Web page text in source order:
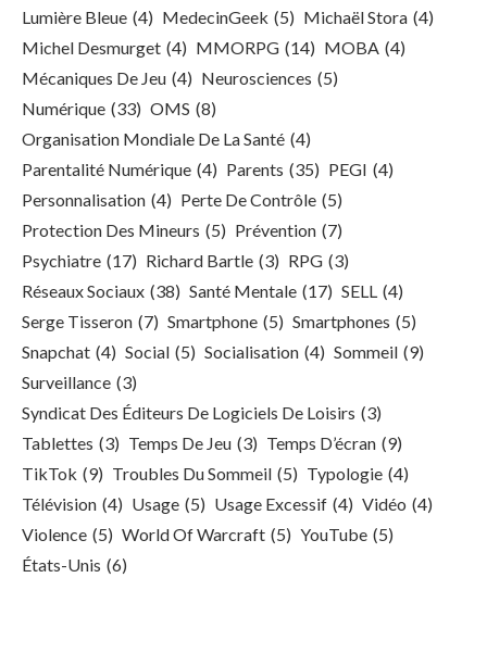
Lumière Bleue (4) MedecinGeek (5) Michaël Stora (4)
Michel Desmurget (4) MMORPG (14) MOBA (4)
Mécaniques De Jeu (4) Neurosciences (5)
Numérique (33) OMS (8)
Organisation Mondiale De La Santé (4)
Parentalité Numérique (4) Parents (35) PEGI (4)
Personnalisation (4) Perte De Contrôle (5)
Protection Des Mineurs (5) Prévention (7)
Psychiatre (17) Richard Bartle (3) RPG (3)
Réseaux Sociaux (38) Santé Mentale (17) SELL (4)
Serge Tisseron (7) Smartphone (5) Smartphones (5)
Snapchat (4) Social (5) Socialisation (4) Sommeil (9)
Surveillance (3)
Syndicat Des Éditeurs De Logiciels De Loisirs (3)
Tablettes (3) Temps De Jeu (3) Temps D’écran (9)
TikTok (9) Troubles Du Sommeil (5) Typologie (4)
Télévision (4) Usage (5) Usage Excessif (4) Vidéo (4)
Violence (5) World Of Warcraft (5) YouTube (5)
États-Unis (6)